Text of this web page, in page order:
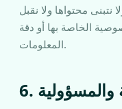
نتبنى محتواها ولا نقبل
الخاصة بها أو دقة
المعلومات.
والمسؤولية